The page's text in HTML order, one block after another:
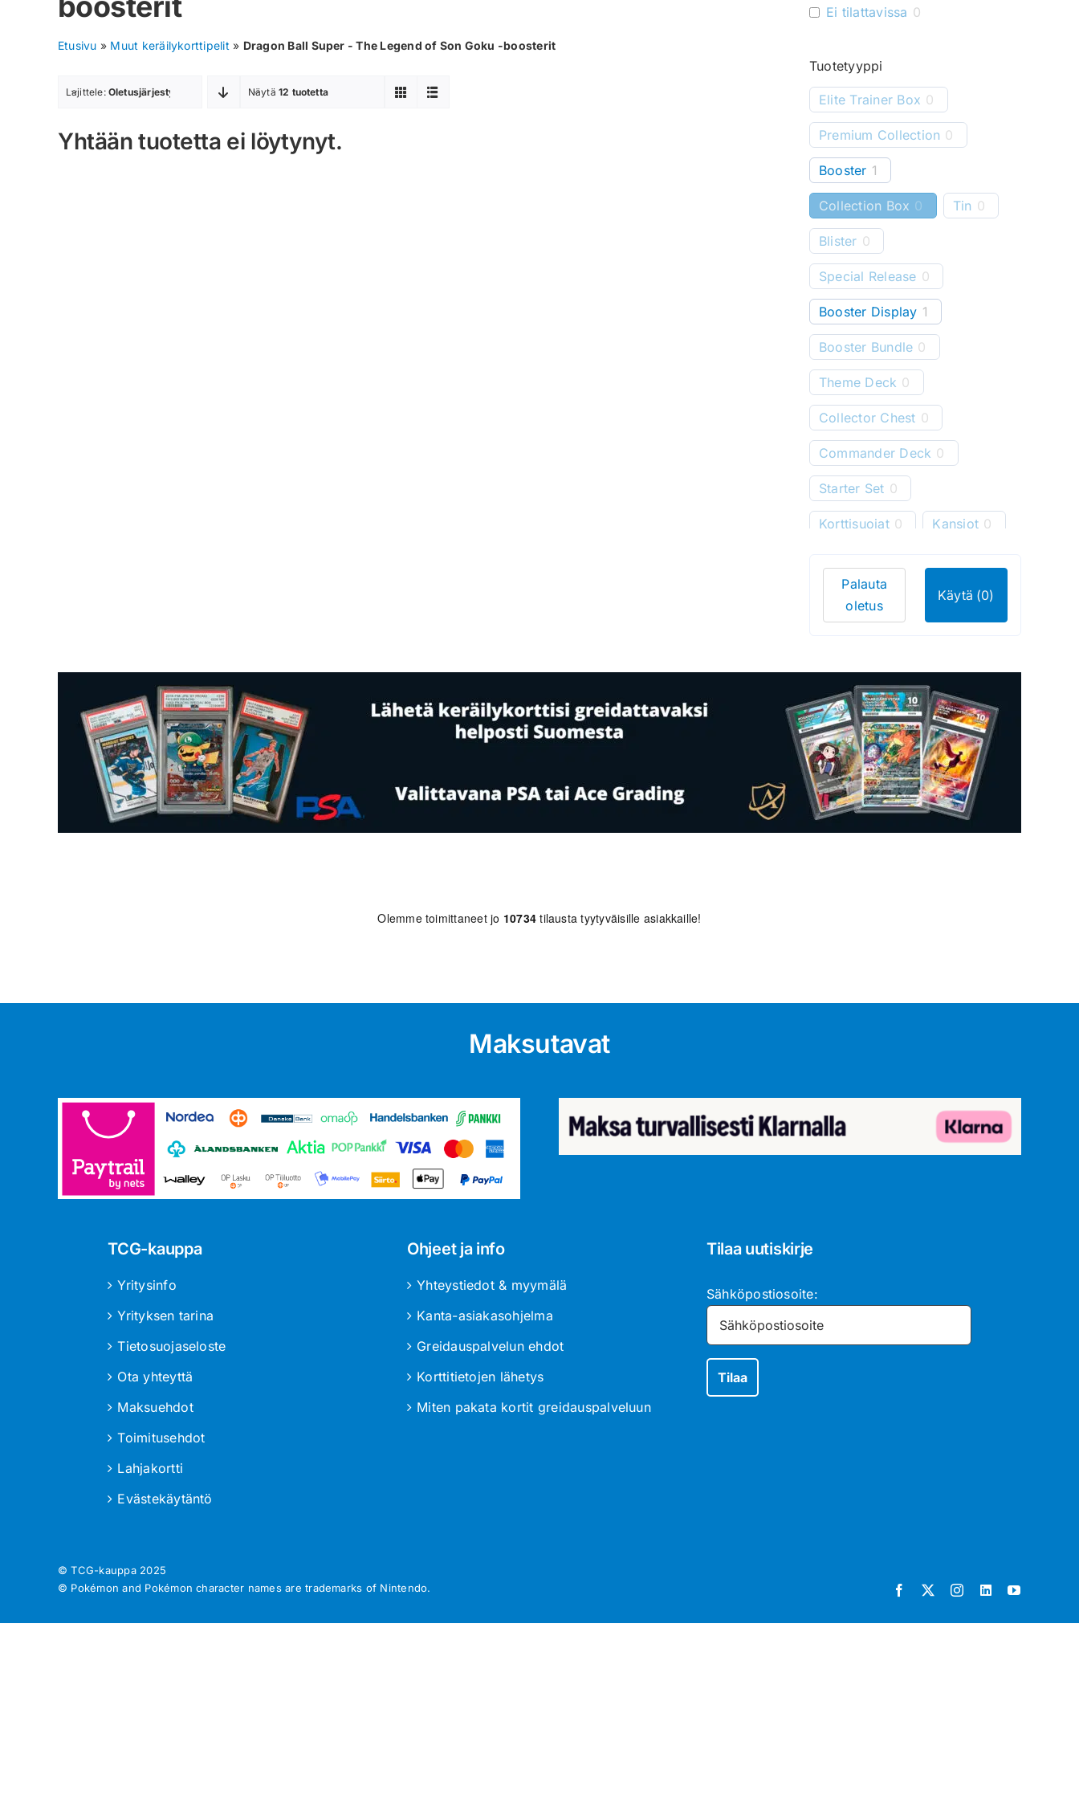
Etusivu » Muut keräilykorttipelit » Dragon Ball Super - The Legend of Son Goku -boosterit
Lajittele: Oletusjärjestys Näytä12 tuotetta
Yhtään tuotetta ei löytynyt.
Ei tilattavissa 0
Tuotetyyppi
Elite Trainer Box 0
Premium Collection 0
Booster 1
Collection Box 0 Tin 0
Blister 0
Special Release 0
Booster Display 1
Booster Bundle 0
Theme Deck 0
Collector Chest 0
Commander Deck 0
Starter Set 0
Korttisuojat 0 Kansiot 0
Pelimatot 0
Bundle 0
Mysteeri-tuote 0
Figuuri 0 Gift Box 0
Lautapeli 0
Käytä (0)
Palauta
oletus
Olemme toimittaneet jo 10734 tilausta tyytyväisille asiakkaille!
Maksutavat
TCG-kauppa
Yritysinfo
Yrityksen tarina
Tietosuojaseloste
Ota yhteyttä
Maksuehdot
Toimitusehdot
Lahjakortti
Evästekäytäntö
Ohjeet ja info
Yhteystiedot & myymälä
Kanta-asiakasohjelma
Greidauspalvelun ehdot
Korttitietojen lähetys
Miten pakata kortit greidauspalveluun
Tilaa uutiskirje
Sähköpostiosoite:
© TCG-kauppa 2025
© Pokémon and Pokémon character names are trademarks of Nintendo.